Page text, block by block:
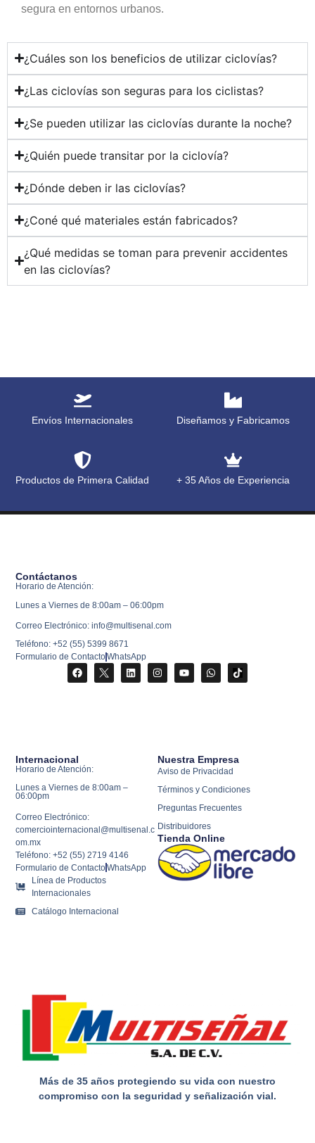
segura en entornos urbanos.
¿Cuáles son los beneficios de utilizar ciclovías?
¿Las ciclovías son seguras para los ciclistas?
¿Se pueden utilizar las ciclovías durante la noche?
¿Quién puede transitar por la ciclovía?
¿Dónde deben ir las ciclovías?
¿Coné qué materiales están fabricados?
¿Qué medidas se toman para prevenir accidentes
en las ciclovías?
Envíos Internacionales Diseñamos y Fabricamos
Productos de Primera Calidad + 35 Años de Experiencia
Más de 35 años protegiendo su vida con nuestro
compromiso con la seguridad y señalización vial.
Nuestra Empresa
Aviso de Privacidad
Términos y Condiciones
Preguntas Frecuentes
Distribuidores
Tienda Online
Internacional
Horario de Atención:
Lunes a Viernes de 8:00am –
06:00pm
Correo Electrónico:
comerciointernacional@multisenal.c
om.mx
Teléfono: +52 (55) 2719 4146
Formulario de ContactoWhatsApp
Línea de Productos
Internacionales
Catálogo Internacional
Contáctanos
Horario de Atención:
Lunes a Viernes de 8:00am – 06:00pm
Correo Electrónico: info@multisenal.com
Teléfono: +52 (55) 5399 8671
Formulario de ContactoWhatsApp